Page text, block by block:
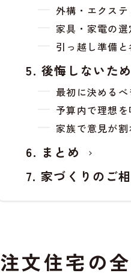
外構・エクス
家具・家電の
引っ越し準備と
後悔しないた
最初に決めるべ
予算内で理想
家族で意見が
まとめ
家づくりのご
注文住宅の